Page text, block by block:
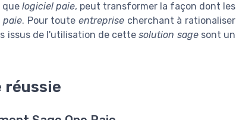
que logiciel paie, peut transformer la façon dont les
paie. Pour touteentreprise cherchant à rationaliser
issus de l'utilisation de cettesolution sagesont un
réussie